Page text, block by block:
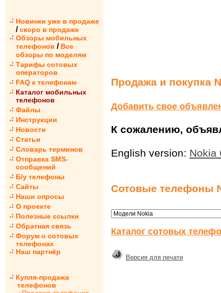
Новинки уже в продаже
/ скоро в продаже
Обзоры мобильных
телефонов / Все
обзоры по моделям
Тарифы сотовых
операторов
FAQ к телефонам
Каталог мобильных
телефонов
Файлы
Инструкции
Новости
Статьи
Словарь терминов
Отправка SMS-
сообщений
Б/у телефоны
Сайты
Наши опросы
О проекте
Полезные ссылки
Обратная связь
Форум о сотовых
телефонах
Наш партнёр
Купля-продажа
телефонов
Продажа и покупка
Добавить свое
К сожалению,
English version: Nokia
Сотовые телефоны
Каталог сотовых
Версия для печати